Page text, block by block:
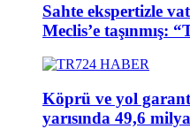
Sahte ekspertizle
Meclis’e taşınmış:
Köprü ve yol
yarısında 49,6